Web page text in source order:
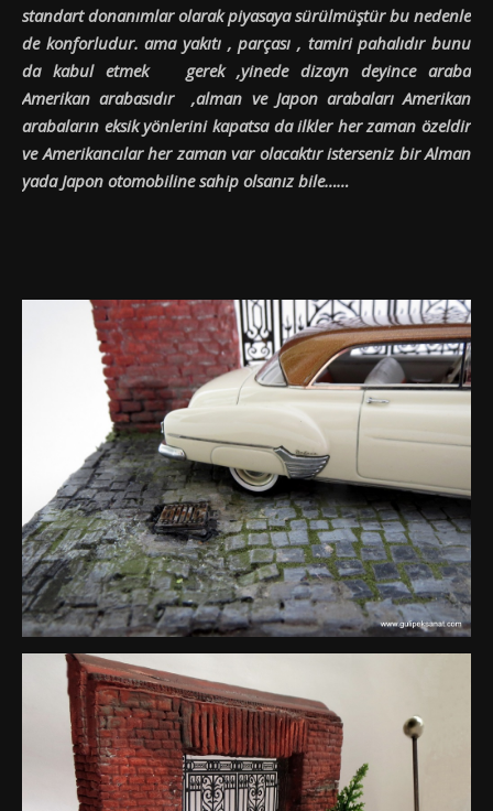
standart donanımlar olarak piyasaya sürülmüştür bu nedenle
de konforludur. ama yakıtı , parçası , tamiri pahalıdır bunu
da kabul etmek gerek ,yinede dizayn deyince araba
Amerikan arabasıdır ,alman ve Japon arabaları Amerikan
arabaların eksik yönlerini kapatsa da ilkler her zaman özeldir
ve Amerikancılar her zaman var olacaktır isterseniz bir Alman
yada Japon otomobiline sahip olsanız bile……